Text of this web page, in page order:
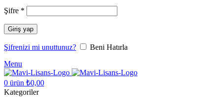
Şifre *
Giriş yap
Şifrenizi mi unuttunuz?
Beni Hatırla
Menu
0 ürün ₺0,00
Kategoriler